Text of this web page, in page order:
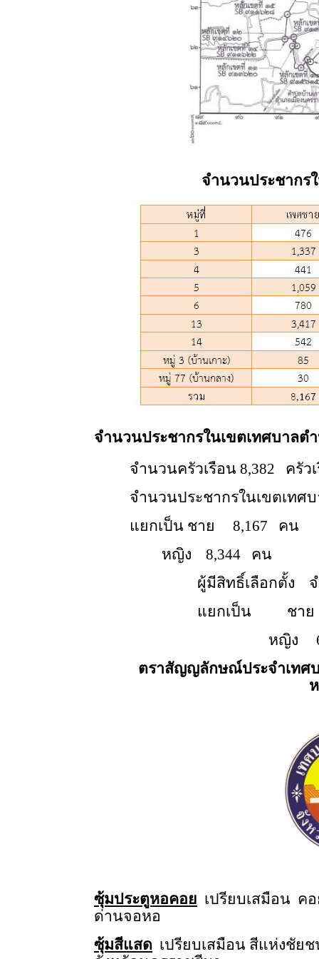
จำนวนประชากร
จำนวนประชากรในเขตเทศบาลต
จำนวนครัวเรือน 8,382
ครัว
จำนวนประชากรในเขตเทศ
แยกเป็น ชาย 8,167
คน
หญิง
8,344
คน
ผู้มีสิทธิ์เลือกตั้ง
แยกเป็น
ชาย
หญิง
ตราสัญญลักษณ์ประจำเทศ
ซุ้มประตูหอคอย เปรียบเสมือน ค
ด่านจอหอ
ซุ้มสีแสด เปรียบเสมือน สีแห่งชัย